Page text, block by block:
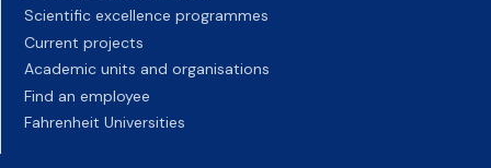
Scientific excellence programmes
Current projects
Academic units and organisations
Find an employee
Fahrenheit Universities